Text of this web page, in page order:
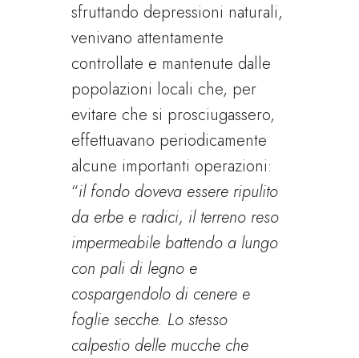
sfruttando depressioni naturali,
venivano attentamente
controllate e mantenute dalle
popolazioni locali che, per
evitare che si prosciugassero,
effettuavano periodicamente
alcune importanti operazioni:
“il fondo doveva essere ripulito
da erbe e radici, il terreno reso
impermeabile battendo a lungo
con pali di legno e
cospargendolo di cenere e
foglie secche. Lo stesso
calpestio delle mucche che